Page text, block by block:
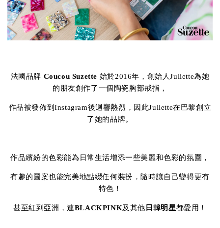
法國品牌 Coucou Suzette 始於2016年，創始人Juliette為她
的朋友創作了一個陶瓷胸部戒指，
作品被發佈到Instagram後迴響熱烈，因此Juliette在巴黎創立
了她的品牌。
作品繽紛的色彩能為日常生活增添一些美麗和色彩的氛圍，
有趣的圖案也能完美地點綴任何裝扮，隨時讓自己變得更有
特色！
甚至紅到亞洲，連BLACKPINK及其他 日韓明星都愛用！